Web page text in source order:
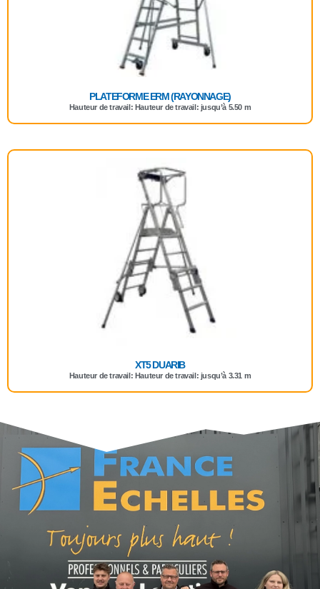
PLATEFORME ERM (RAYONNAGE)
Hauteur de travail: Hauteur de travail: jusqu’à 5.50 m
XT5 DUARIB
Hauteur de travail: Hauteur de travail: jusqu’à 3.31 m